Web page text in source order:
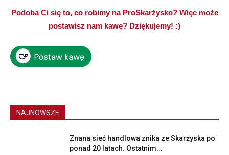
Podoba Ci się to, co robimy na ProSkarżysko? Więc może
postawisz nam kawę? Dziękujemy! :)
NAJNOWSZE
Znana sieć handlowa znika ze Skarżyska po
ponad 20 latach. Ostatnim...